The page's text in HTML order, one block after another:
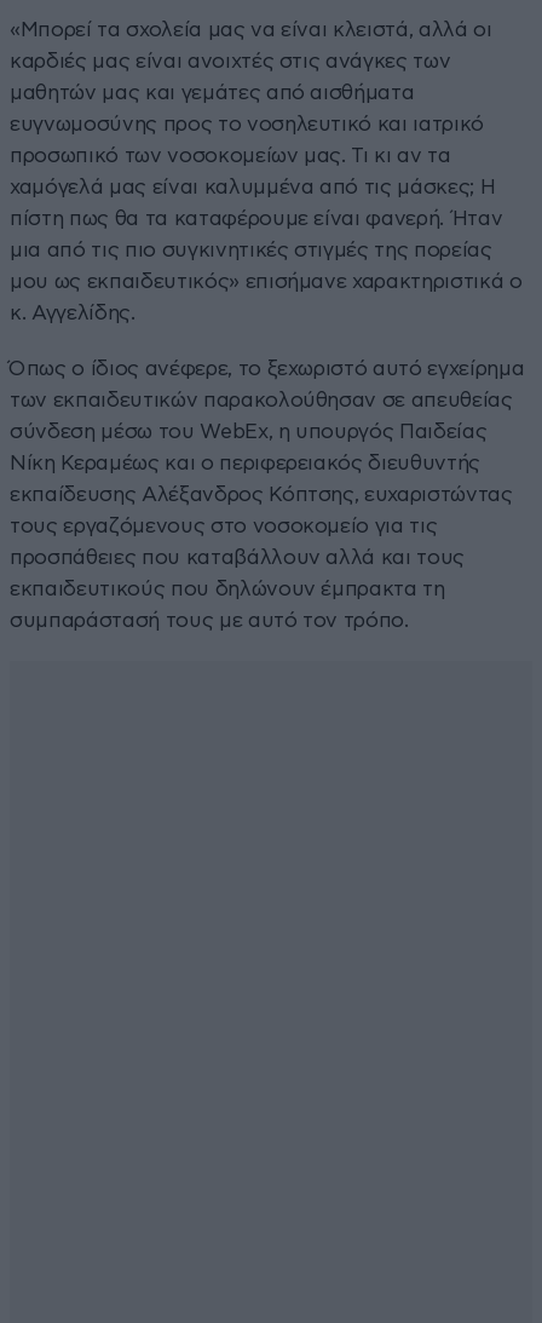
«Μπορεί τα σχολεία μας να είναι κλειστά, αλλά οι
καρδιές μας είναι ανοιχτές στις ανάγκες των
μαθητών μας και γεμάτες από αισθήματα
ευγνωμοσύνης προς το νοσηλευτικό και ιατρικό
προσωπικό των νοσοκομείων μας. Τι κι αν τα
χαμόγελά μας είναι καλυμμένα από τις μάσκες; Η
πίστη πως θα τα καταφέρουμε είναι φανερή. Ήταν
μια από τις πιο συγκινητικές στιγμές της πορείας
μου ως εκπαιδευτικός» επισήμανε χαρακτηριστικά ο
κ. Αγγελίδης.
Όπως ο ίδιος ανέφερε, το ξεχωριστό αυτό εγχείρημα
των εκπαιδευτικών παρακολούθησαν σε απευθείας
σύνδεση μέσω του WebEx, η υπουργός Παιδείας
Νίκη Κεραμέως και ο περιφερειακός διευθυντής
εκπαίδευσης Αλέξανδρος Κόπτσης, ευχαριστώντας
τους εργαζόμενους στο νοσοκομείο για τις
προσπάθειες που καταβάλλουν αλλά και τους
εκπαιδευτικούς που δηλώνουν έμπρακτα τη
συμπαράστασή τους με αυτό τον τρόπο.